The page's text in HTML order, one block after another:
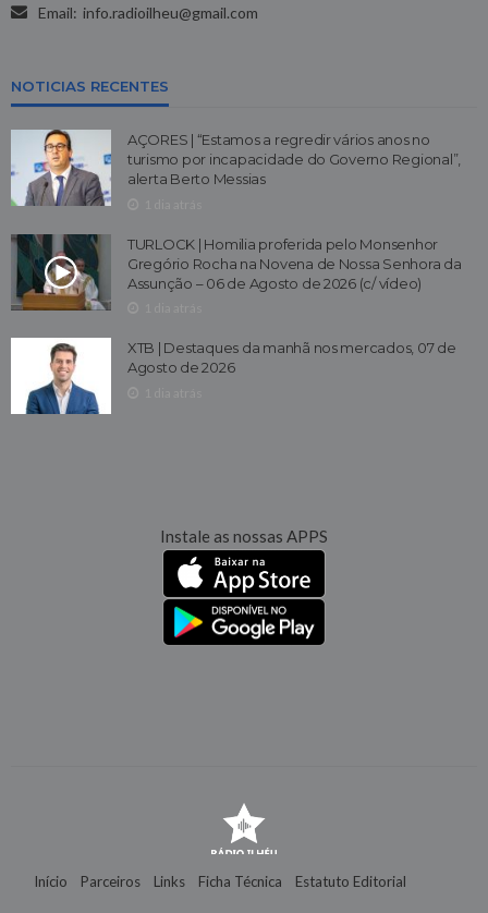
Email: info.radioilheu@gmail.com
NOTICIAS RECENTES
AÇORES | “Estamos a regredir vários anos no
turismo por incapacidade do Governo Regional”,
alerta Berto Messias
TURLOCK | Homilia proferida pelo Monsenhor
Gregório Rocha na Novena de Nossa Senhora da
Assunção – 06 de Agosto de 2026 (c/ vídeo)
XTB | Destaques da manhã nos mercados, 07 de
Agosto de 2026
Instale as nossas APPS
Início Parceiros Links Ficha Técnica Estatuto Editorial